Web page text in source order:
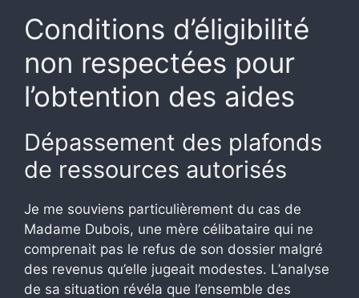
Conditions d’éligibilité
non respectées pour
l’obtention des aides
Dépassement des plafonds
de ressources autorisés
Je me souviens particulièrement du cas de
Madame Dubois, une mère célibataire qui ne
comprenait pas le refus de son dossier malgré
des revenus qu’elle jugeait modestes. L’analyse
de sa situation révéla que l’ensemble des